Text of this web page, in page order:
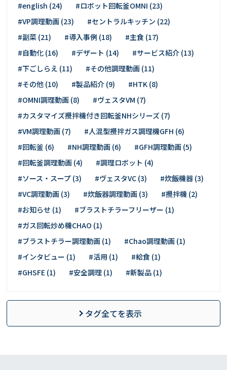
#english (24)
#ロボット回転釜OMNI (23)
#VP調理動画 (23)
#セントラルキッチン (22)
#副菜 (21)
#導入事例 (18)
#主食 (17)
#自動化 (16)
#デザート (14)
#サービス紹介 (13)
#下ごしらえ (11)
#その他調理動画 (11)
#その他 (10)
#製品紹介 (9)
#HTK (8)
#OMNI調理動画 (8)
#ヴェスタVM (7)
#カスタマイズ攪拌機付き回転釜NHシリーズ (7)
#VM調理動画 (7)
#人混型攪拌ガス調理機GFH (6)
#回転釜 (6)
#NH調理動画 (6)
#GFH調理動画 (5)
#回転釜調理動画 (4)
#調理ロボット (4)
#ソース・スープ (3)
#ヴェスタVC (3)
#炊飯機器 (3)
#VC調理動画 (3)
#炊飯器調理動画 (3)
#攪拌機 (2)
#お知らせ (1)
#ブラストチラーフリーザー (1)
#ガス回転炒め機CHAO (1)
#ブラストチラー調理動画 (1)
#Chao調理動画 (1)
#インタビュー (1)
#活用 (1)
#給食 (1)
#GHSFE (1)
#安全調理 (1) #新製品 (1)
タグ全てを表示